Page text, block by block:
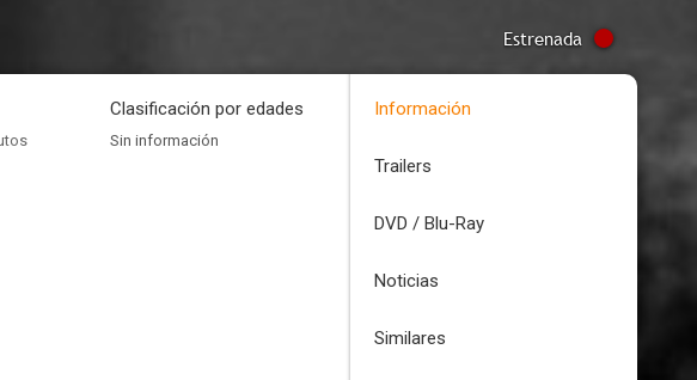
Estrenada
Clasificación por edades
Sin información
Información
Trailers
DVD / Blu-Ray
Noticias
Similares